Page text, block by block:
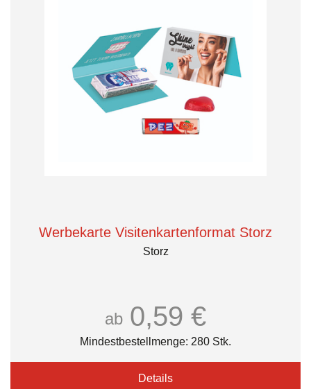
Werbekarte Visitenkartenformat Storz
Storz
ab 0,59 €
Mindestbestellmenge: 280 Stk.
Details